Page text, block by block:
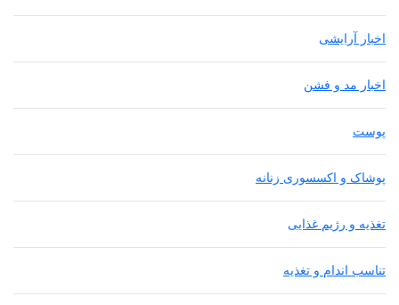
اخبار آرایشی
اخبار مد و فشن
پوست
پوشاک و اکسسوری زنانه
تغذیه و رژیم غذایی
تناسب اندام و تغذیه